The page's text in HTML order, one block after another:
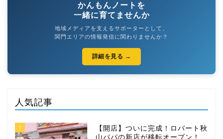
かんもんノートを
一緒に育てませんか
地域メディアを支えるサポーターとして、
関門エリアの情報発信に関わりませんか？
詳細を見る →
人気記事
1
【開店】ついに完成！ロバート秋
山パパの新店が移転オープン！